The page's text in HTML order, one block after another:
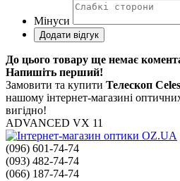
Мінуси
До цього товару ще немає
Напишіть перший!
Замовити та купити Телескоп
нашому інтернет-магазині
вигідно!
ADVANCED VX 11
(096) 601-74-74
(093) 482-74-74
(066) 187-74-74